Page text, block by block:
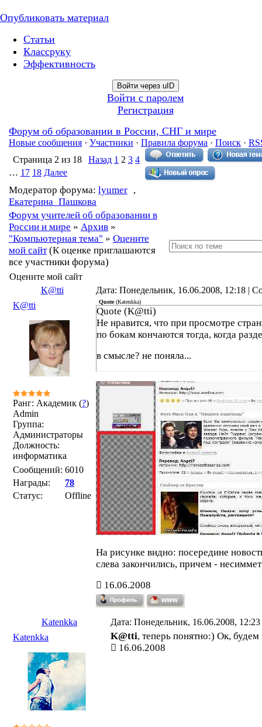
Опубликовать материал
Статьи
Классруку
Эффективность
Войти через uID
Войти с паролем
Регистрация
Форум об образовании в России, СНГ и мире
Новые сообщения · Участники · Правила форума · Поиск ·
Страница 2 из 18 Назад 1 2 3 4
… 17 18 Далее
Модератор форума: lyumer ,
Екатерина_Пашкова
Форум учителей об образовании в
России и мире » Архив »
"Компьютерная тема" » Оцените
мой сайт (К оценке приглашаются
все участники форума)
Оцените мой сайт
K@tti
Дата: Понедельник, 16.06.2008, 12:18 |
K@tti
Ранг: Академик (?)
Admin
Группа:
Администраторы
Должность:
информатика
Сообщений: 6010
Награды:
78
Статус:
Offline
Quote(Katenkka)
Quote (K@tti)
Не нравится, что при просмотре
по бокам кончаются тогда, когда
в смысле? не поняла...
На рисунке видно: посередине
слева закончились, причем -
16.06.2008
Katenkka
Дата: Понедельник, 16.06.2008,
Katenkka
K@tti, теперь понятно:) Ок, будем
16.06.2008